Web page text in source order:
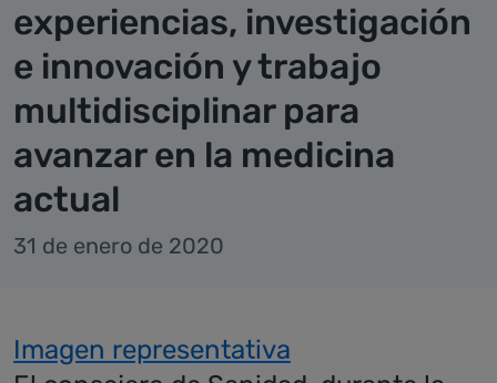
experiencias, investigación
e innovación y trabajo
multidisciplinar para
avanzar en la medicina
actual
31 de enero de 2020
Imagen representativa